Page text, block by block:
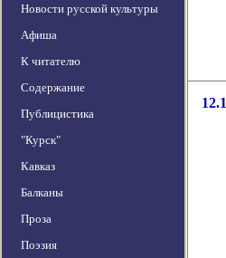
Новости русской культуры
Афиша
К читателю
Содержание
Публицистика
"Курск"
Кавказ
Балканы
Проза
Поэзия